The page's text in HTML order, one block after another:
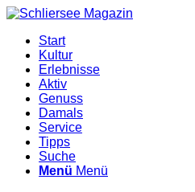
Start
Kultur
Erlebnisse
Aktiv
Genuss
Damals
Service
Tipps
Suche
Menü Menü